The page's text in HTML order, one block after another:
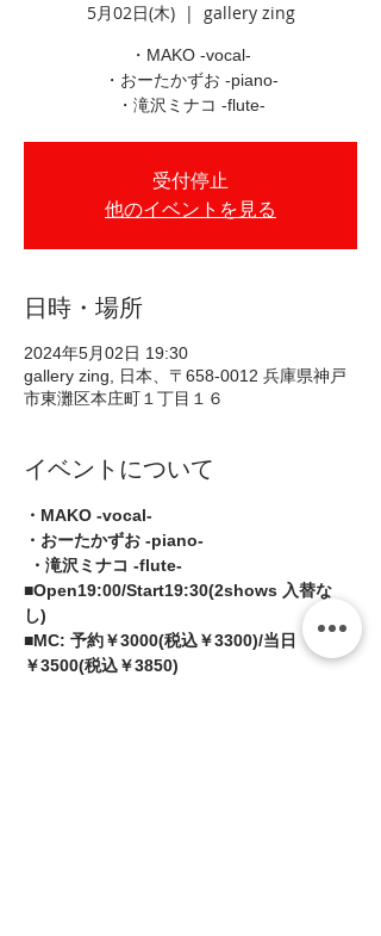
5月02日(木)
  |
gallery zing
・MAKO -vocal-
・おーたかずお -piano-
・滝沢ミナコ -flute-
受付停止
他のイベントを見る
日時・場所
2024年5月02日 19:30
gallery zing, 日本、〒658-0012 兵庫県神戸
市東灘区本庄町１丁目１６
イベントについて
・MAKO -vocal-
・おーたかずお -piano-
・滝沢ミナコ -flute-
■Open19:00/Start19:30(2shows 入替な
し)
■MC: 予約￥3000(税込￥3300)/当日
￥3500(税込￥3850)